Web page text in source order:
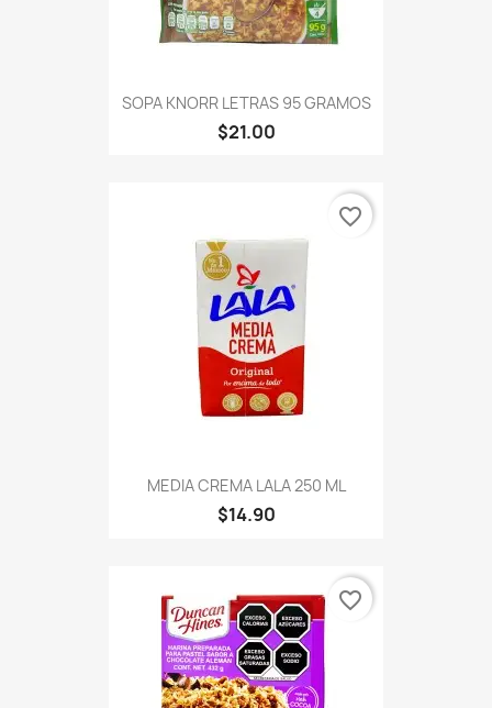
SOPA KNORR LETRAS 95 GRAMOS
$21.00
MEDIA CREMA LALA 250 ML
$14.90
favorite_border
favorite_border